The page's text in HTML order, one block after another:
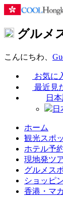
グルメ
こんにちわ、
お気に
最近見
日
日
ホーム
観光スポ
ホテル予
現地発ツ
グルメス
ショッピ
香港・マ